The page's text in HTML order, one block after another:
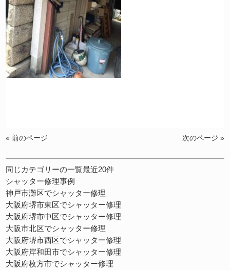
« 前のページ 次のページ »
同じカテゴリーの一覧最近20件
シャッター修理事例
神戸市灘区でシャッター修理
大阪府堺市東区でシャッター修理
大阪府堺市中区でシャッター修理
大阪市北区でシャッター修理
大阪府堺市西区でシャッター修理
大阪府岸和田市でシャッター修理
大阪府枚方市でシャッター修理